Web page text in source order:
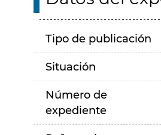
Tipo de publicación
Situación
Número de
expediente